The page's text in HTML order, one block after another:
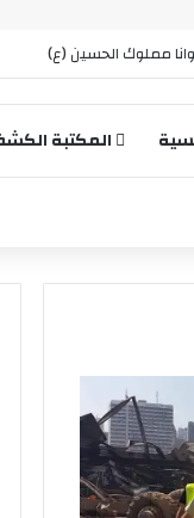
A touch of Magic
المكتبة